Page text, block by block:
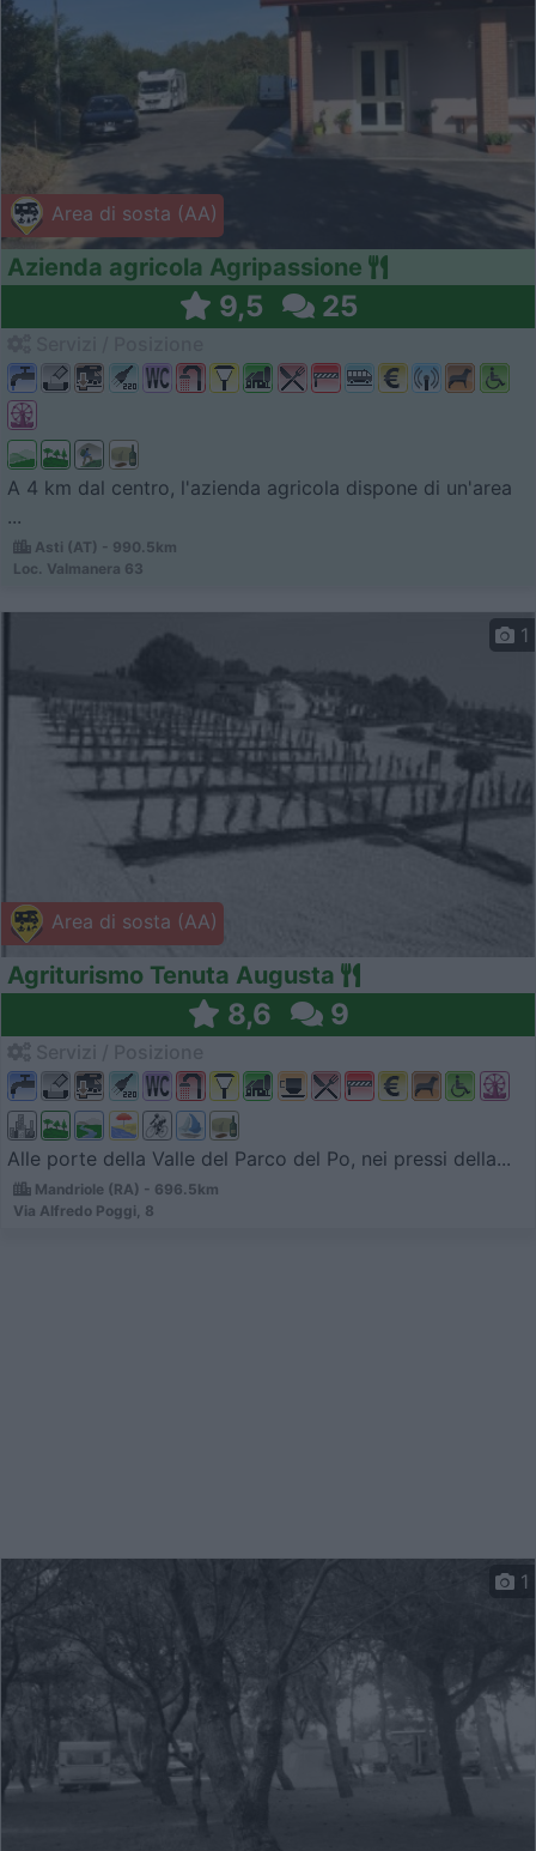
Area di sosta (AA)
Azienda agricola Agripassione
9,5 25
A 4 km dal centro, l'azienda agricola dispone di un'area
...
Asti (AT) - 990.5km
Loc. Valmanera 63
Area di sosta (AA)
1
Agriturismo Tenuta Augusta
8,6 9
Alle porte della Valle del Parco del Po, nei pressi della...
Mandriole (RA) - 696.5km
Via Alfredo Poggi, 8
1